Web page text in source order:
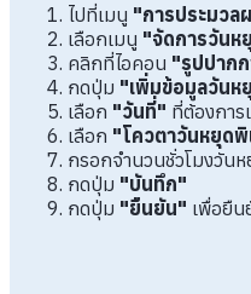
ไปที่เมนู "การประมวล
เลือกเมนู "จัดการวันห
คลิกที่ไอคอน "รูปปาก
กดปุ่ม "เพิ่มข้อมูลวันห
เลือก "วันที่" ที่ต้องกา
เลือก "โควตาวันหยุด
กรอกจำนวนชั่วโมงวัน
กดปุ่ม "บันทึก"
กดปุ่ม "ยืนยัน" เพื่อยืน